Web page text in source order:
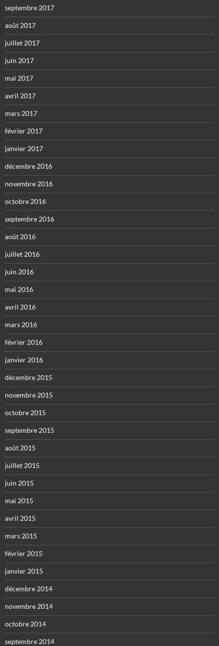
septembre 2017
août 2017
juillet 2017
juin 2017
mai 2017
avril 2017
mars 2017
février 2017
janvier 2017
décembre 2016
novembre 2016
octobre 2016
septembre 2016
août 2016
juillet 2016
juin 2016
mai 2016
avril 2016
mars 2016
février 2016
janvier 2016
décembre 2015
novembre 2015
octobre 2015
septembre 2015
août 2015
juillet 2015
juin 2015
mai 2015
avril 2015
mars 2015
février 2015
janvier 2015
décembre 2014
novembre 2014
octobre 2014
septembre 2014